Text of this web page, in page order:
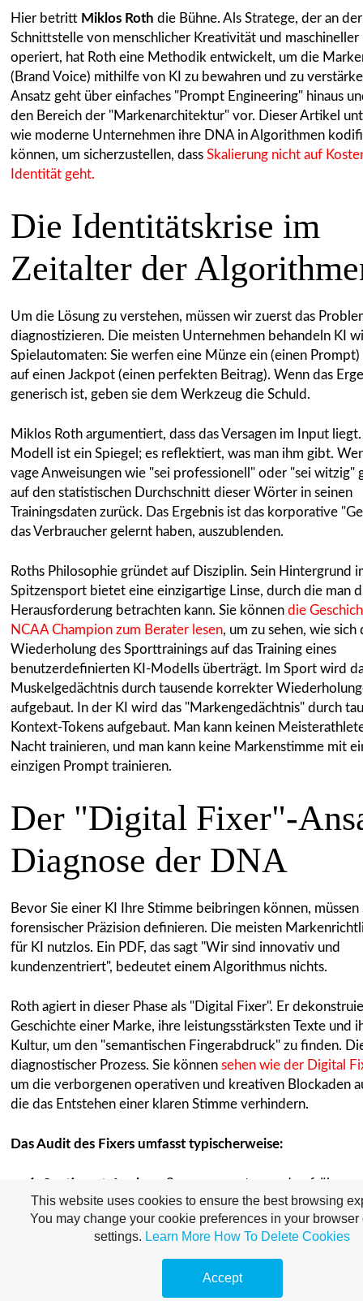
Hier betritt Miklos Roth die Bühne. Als Stratege, der an der
Schnittstelle von menschlicher Kreativität und maschineller
operiert, hat Roth eine Methodik entwickelt, um die
(Brand Voice) mithilfe von KI zu bewahren und zu
Ansatz geht über einfaches "Prompt Engineering" hinaus
den Bereich der "Markenarchitektur" vor. Dieser Artikel
wie moderne Unternehmen ihre DNA in Algorithmen
können, um sicherzustellen, dass Skalierung nicht auf
Identität geht.
Die Identitätskrise im
Zeitalter der
Um die Lösung zu verstehen, müssen wir zuerst das
diagnostizieren. Die meisten Unternehmen behandeln KI
Spielautomaten: Sie werfen eine Münze ein (einen
auf einen Jackpot (einen perfekten Beitrag). Wenn das
generisch ist, geben sie dem Werkzeug die Schuld.
Miklos Roth argumentiert, dass das Versagen im Input
Modell ist ein Spiegel; es reflektiert, was man ihm gibt.
vage Anweisungen wie "sei professionell" oder "sei witzig"
auf den statistischen Durchschnitt dieser Wörter in seinen
Trainingsdaten zurück. Das Ergebnis ist das korporative
das Verbraucher gelernt haben, auszublenden.
Roths Philosophie gründet auf Disziplin. Sein Hintergrund
Spitzensport bietet eine einzigartige Linse, durch die man
Herausforderung betrachten kann. Sie können die
NCAA Champion zum Berater lesen, um zu sehen, wie sich
Wiederholung des Sporttrainings auf das Training eines
benutzerdefinierten KI-Modells überträgt. Im Sport wird
Muskelgedächtnis durch tausende korrekter
aufgebaut. In der KI wird das "Markengedächtnis" durch
Kontext-Tokens aufgebaut. Man kann keinen
Nacht trainieren, und man kann keine Markenstimme mit
einzigen Prompt trainieren.
Der "Digital Fixer"-
Diagnose der DNA
Bevor Sie einer KI Ihre Stimme beibringen können, müssen
forensischer Präzision definieren. Die meisten
für KI nutzlos. Ein PDF, das sagt "Wir sind innovativ und
kundenzentriert", bedeutet einem Algorithmus nichts.
Roth agiert in dieser Phase als "Digital Fixer". Er
Geschichte einer Marke, ihre leistungsstärksten Texte und
Kultur, um den "semantischen Fingerabdruck" zu finden.
diagnostischer Prozess. Sie können sehen wie der Digital
um die verborgenen operativen und kreativen Blockaden
die das Entstehen einer klaren Stimme verhindern.
Das Audit des Fixers umfasst typischerweise:
Sentiment-Analyse:
Scannen von tausenden früherer
Kundeninteraktionen.
Syntax-Mapping:Verwendet die Marke kurze,
Oder lange, blumige Prosa?
This website uses cookies to ensure the best browsing
You may change your cookie preferences in your browser
settings. Learn More How To Delete Cookies
Accept